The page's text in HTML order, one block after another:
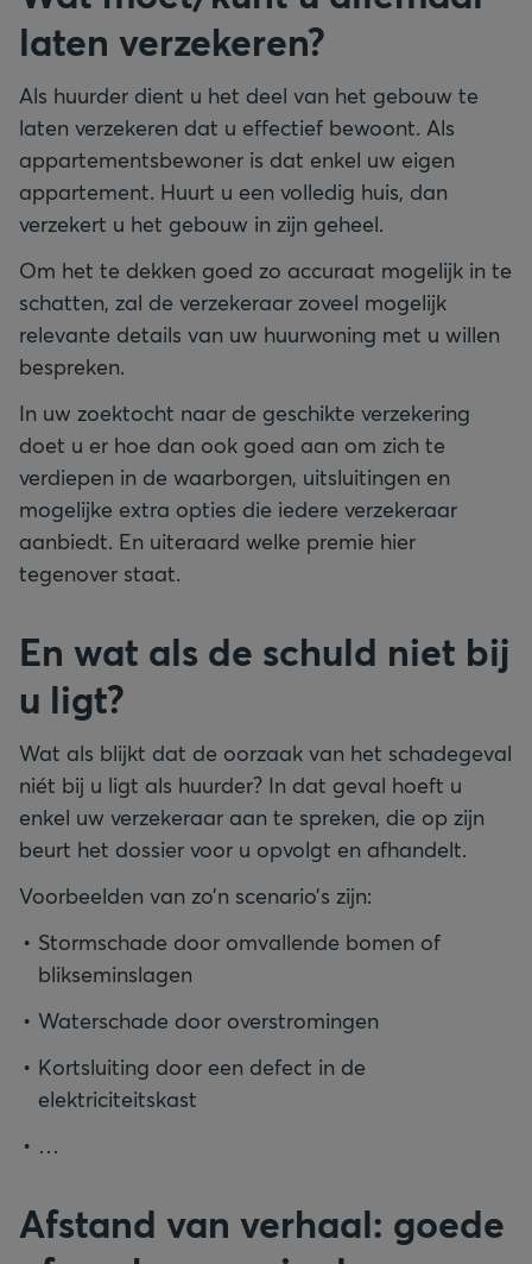
laten verzekeren?
Als huurder dient u het deel van het gebouw te
laten verzekeren dat u effectief bewoont. Als
appartementsbewoner is dat enkel uw eigen
appartement. Huurt u een volledig huis, dan
verzekert u het gebouw in zijn geheel.
Om het te dekken goed zo accuraat mogelijk in te
schatten, zal de verzekeraar zoveel mogelijk
relevante details van uw huurwoning met u willen
bespreken.
In uw zoektocht naar de geschikte verzekering
doet u er hoe dan ook goed aan om zich te
verdiepen in de waarborgen, uitsluitingen en
mogelijke extra opties die iedere verzekeraar
aanbiedt. En uiteraard welke premie hier
tegenover staat.
En wat als de schuld niet bij
u ligt?
Wat als blijkt dat de oorzaak van het schadegeval
niét bij u ligt als huurder? In dat geval hoeft u
enkel uw verzekeraar aan te spreken, die op zijn
beurt het dossier voor u opvolgt en afhandelt.
Voorbeelden van zo’n scenario’s zijn:
Stormschade door omvallende bomen of
blikseminslagen
Waterschade door overstromingen
Kortsluiting door een defect in de
elektriciteitskast
…
Afstand van verhaal: goede